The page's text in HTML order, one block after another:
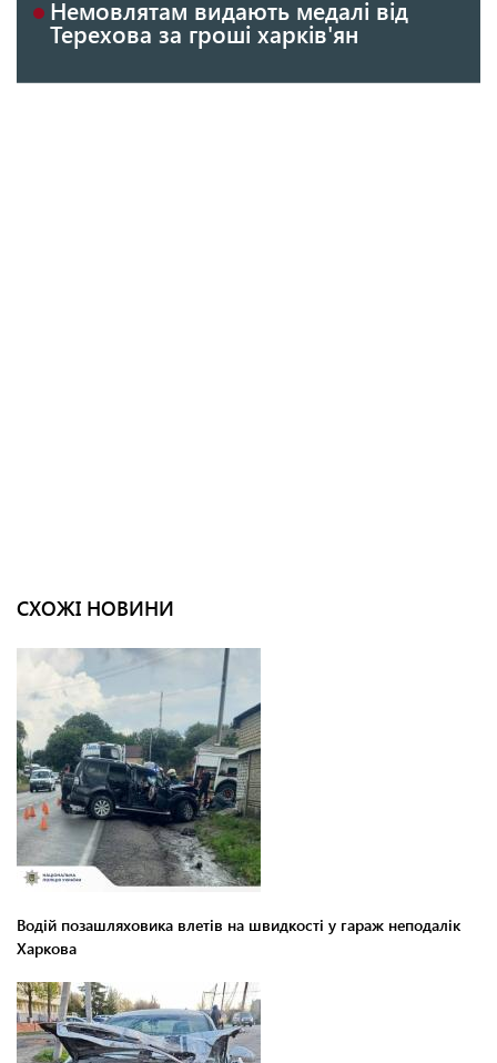
Немовлятам видають медалі від
Терехова за гроші харків'ян
СХОЖІ НОВИНИ
Водій позашляховика влетів на швидкості у гараж неподалік
Харкова